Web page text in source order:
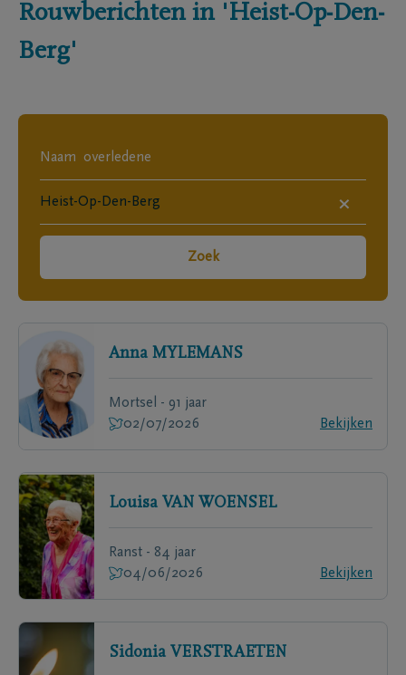
Rouwberichten in 'Heist-Op-Den-
Berg'
×
Zoek
Anna MYLEMANS
Mortsel - 91 jaar
02/07/2026
Bekijken
Louisa VAN WOENSEL
Ranst - 84 jaar
04/06/2026
Bekijken
Sidonia VERSTRAETEN